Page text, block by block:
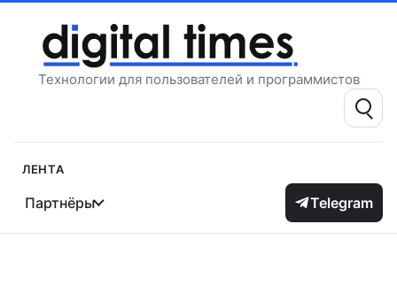
содержимому
Технологии для пользователей и программистов
Поиск:
Лента
Партнёры Telegram